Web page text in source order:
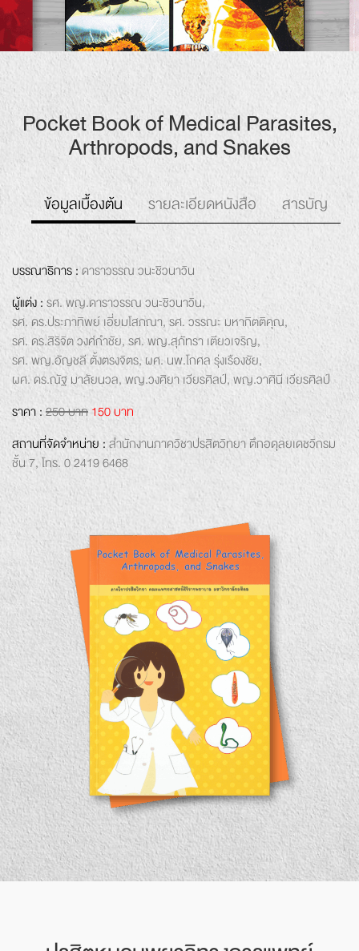
Pocket Book ofMedical Parasites,
Arthropods,and Snakes
ข้อมูลเบื้องต้น รายละเอียดหนังสือ สารบัญ
บรรณาธิการ : ดาราวรรณ วนะชิวนาวิน
ผู้แต่ง :รศ. พญ.ดาราวรรณ วนะชิวนาวิน,
รศ. ดร.ประภาทิพย์ เอี่ยมโสภณา,รศ. วรรณะ มหากิตติคุณ,
รศ. ดร.สิริจิต วงศ์กำชัย,รศ. พญ.สุภัทรา เตียวเจริญ,
รศ. พญ.อัญชลี ตั้งตรงจิตร,ผศ. นพ.โกศล รุ่งเรืองชัย,
ผศ. ดร.ณัฐ มาลัยนวล,พญ.วงศิยา เวียรศิลป์,พญ.วาศินี เวียรศิลป์
ราคา :250 บาท150 บาท
สถานที่จัดจำหน่าย :สำนักงานภาควิชาปรสิตวิทยาตึกอดุลยเดชวิกรม
ชั้น 7,โทร. 0 2419 6468